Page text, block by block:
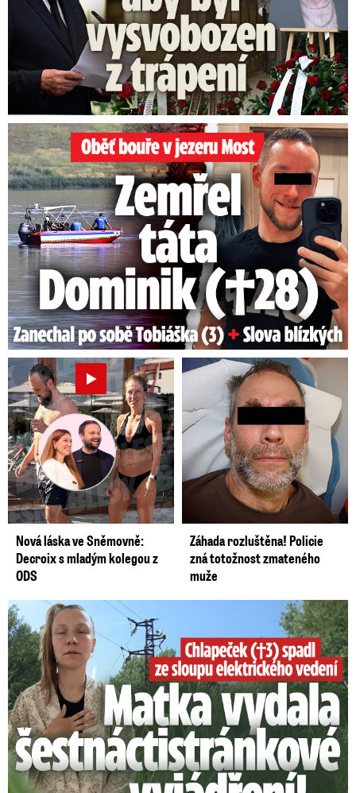
Oběť bouře v jezeru Most: Zemřel táta Dominik (†28)
Nová láska ve Sněmovně:
Decroix s mladým kolegou z
ODS
Záhada rozluštěna! Policie
zná totožnost zmateného
muže
Smrtelný pád chlapce: Matka vydala vyjádření na 16 stran